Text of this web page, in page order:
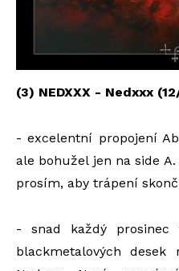
(3) NEDXXX - Nedxxx
- excelentní propojení
ale bohužel jen na side
prosím, aby trápení
- snad každý prosinec
blackmetalových